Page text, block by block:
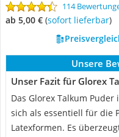
114
ab 5,00 € ( Sofort lieferbar)
Unsere
Unser Fazit für Glorex
Das Glorex Talkum
sich als essentiell für die
Latexformen. Es